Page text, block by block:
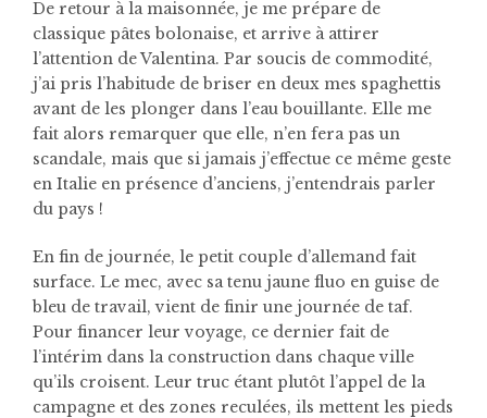
De retour à la maisonnée, je me prépare de
classique pâtes bolonaise, et arrive à attirer
l’attention de Valentina. Par soucis de commodité,
j’ai pris l’habitude de briser en deux mes spaghettis
avant de les plonger dans l’eau bouillante. Elle me
fait alors remarquer que elle, n’en fera pas un
scandale, mais que si jamais j’effectue ce même geste
en Italie en présence d’anciens, j’entendrais parler
du pays !
En fin de journée, le petit couple d’allemand fait
surface. Le mec, avec sa tenu jaune fluo en guise de
bleu de travail, vient de finir une journée de taf.
Pour financer leur voyage, ce dernier fait de
l’intérim dans la construction dans chaque ville
qu’ils croisent. Leur truc étant plutôt l’appel de la
campagne et des zones reculées, ils mettent les pieds